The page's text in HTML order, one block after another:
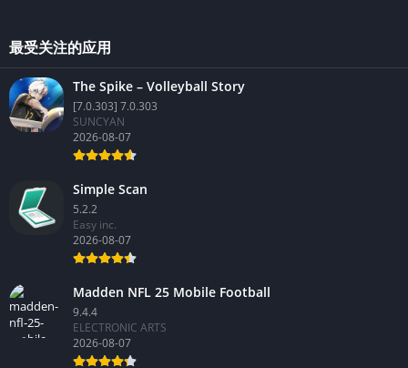
最受关注的应用
The Spike – Volleyball Story
[7.0.303] 7.0.303
SUNCYAN
2026-08-07
Simple Scan
5.2.2
Easy inc.
2026-08-07
Madden NFL 25 Mobile Football
9.4.4
ELECTRONIC ARTS
2026-08-07